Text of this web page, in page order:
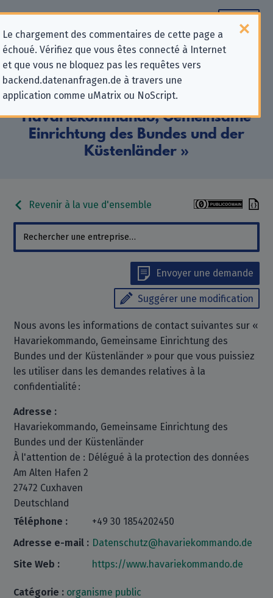
Le chargement des commentaires de cette page a
échoué. Vérifiez que vous êtes connecté à Internet
et que vous ne bloquez pas les requêtes vers
backend.datenanfragen.de à travers une
application comme uMatrix ou NoScript.
Informations de contact pour les
demandes relatives à la protection
de la vie privée pour «
Havariekommando, Gemeinsame
Einrichtung des Bundes und der
Küstenländer »
Revenir à la vue d'ensemble
Envoyer une demande
Suggérer une modification
Nous avons les informations de contact suivantes sur «
Havariekommando, Gemeinsame Einrichtung des
Bundes und der Küstenländer » pour que vous puissiez
les utiliser dans les demandes relatives à la
confidentialité :
Adresse :
Havariekommando, Gemeinsame Einrichtung des
Bundes und der Küstenländer
À l'attention de : Délégué à la protection des données
Am Alten Hafen 2
27472 Cuxhaven
Deutschland
Téléphone :
+49 30 1854202450
Adresse e-mail : Datenschutz@havariekommando.de
Site Web :
https://www.havariekommando.de
Catégorie : organisme public